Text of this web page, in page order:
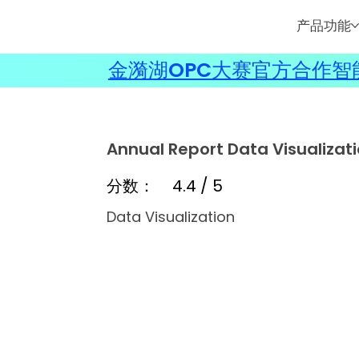
产品功能
Annual Report Data
分数：
4.4 / 5
Data Visualization
金漪湖OPC大赛官方合作